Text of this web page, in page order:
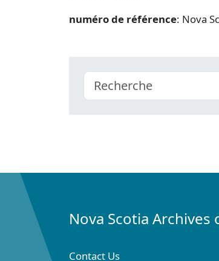
numéro de référence: Nova
Nova Scotia Archives
Contact Us